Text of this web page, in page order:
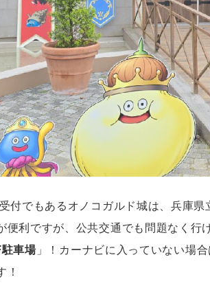
付でもあるオノコガルド城は、兵庫
便利ですが、公共交通でも問題なく行
車場」！カーナビに入っていない場
！